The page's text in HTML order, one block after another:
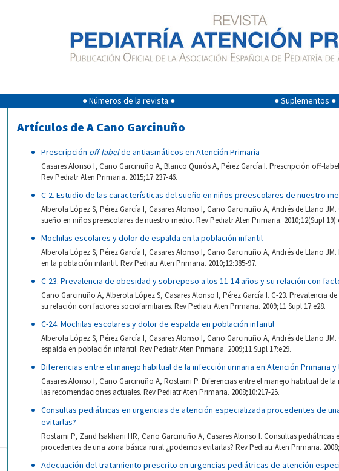
● Números de la revista ● ● Suplementos ●
Artículos de A Cano Garcinuño
Prescripción off-labelde antiasmáticos en Atención Primaria
Casares Alonso I, Cano Garcinuño A, Blanco Quirós A, Pérez García I. Prescripción off-
Rev Pediatr Aten Primaria. 2015;17:237-46.
C-2. Estudio de las características del sueño en niños preescolares de nuestro
Alberola López S, Pérez García I, Casares Alonso I, Cano Garcinuño A, Andrés de Llano
sueño en niños preescolares de nuestro medio. Rev Pediatr Aten Primaria. 2010;12(Supl
Mochilas escolares y dolor de espalda en la población infantil
Alberola López S, Pérez García I, Casares Alonso I, Cano Garcinuño A, Andrés de Llano
en la población infantil. Rev Pediatr Aten Primaria. 2010;12:385-97.
C-23. Prevalencia de obesidad y sobrepeso a los 11-14 años y su relación con
Cano Garcinuño A, Alberola López S, Casares Alonso I, Pérez García I. C-23. Prevalencia
su relación con factores sociofamiliares. Rev Pediatr Aten Primaria. 2009;11 Supl 17:e28.
C-24. Mochilas escolares y dolor de espalda en población infantil
Alberola López S, Pérez García I, Casares Alonso I, Cano Garcinuño A, Andrés de Llano
espalda en población infantil. Rev Pediatr Aten Primaria. 2009;11 Supl 17:e29.
Diferencias entre el manejo habitual de la infección urinaria en Atención Primaria
Casares Alonso I, Cano Garcinuño A, Rostami P. Diferencias entre el manejo habitual de
las recomendaciones actuales. Rev Pediatr Aten Primaria. 2008;10:217-25.
Consultas pediátricas en urgencias de atención especializada procedentes de
evitarlas?
Rostami P, Zand Isakhani HR, Cano Garcinuño A, Casares Alonso I. Consultas pediátricas
procedentes de una zona básica rural ¿podemos evitarlas? Rev Pediatr Aten Primaria.
Adecuación del tratamiento prescrito en urgencias pediátricas de atención